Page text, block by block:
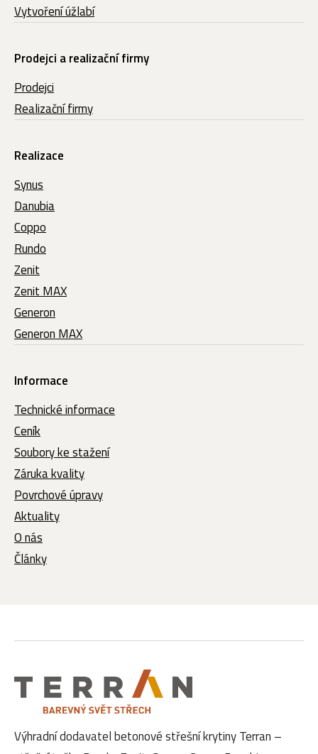
Vytvoření úžlabí
Prodejci a realizační firmy
Prodejci
Realizační firmy
Realizace
Synus
Danubia
Coppo
Rundo
Zenit
Zenit MAX
Generon
Generon MAX
Informace
Technické informace
Ceník
Soubory ke stažení
Záruka kvality
Povrchové úpravy
Aktuality
O nás
Články
Výhradní dodavatel betonové střešní krytiny Terran –